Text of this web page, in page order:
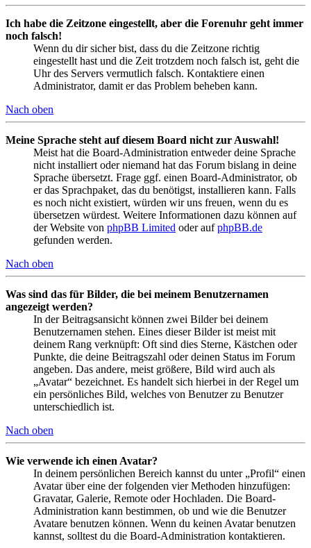
Ich habe die Zeitzone eingestellt, aber die Forenuhr geht immer
noch falsch!
Wenn du dir sicher bist, dass du die Zeitzone richtig
eingestellt hast und die Zeit trotzdem noch falsch ist, geht die
Uhr des Servers vermutlich falsch. Kontaktiere einen
Administrator, damit er das Problem beheben kann.
Nach oben
Meine Sprache steht auf diesem Board nicht zur Auswahl!
Meist hat die Board-Administration entweder deine Sprache
nicht installiert oder niemand hat das Forum bislang in deine
Sprache übersetzt. Frage ggf. einen Board-Administrator, ob
er das Sprachpaket, das du benötigst, installieren kann. Falls
es noch nicht existiert, würden wir uns freuen, wenn du es
übersetzen würdest. Weitere Informationen dazu können auf
der Website von phpBB Limited oder aufphpBB.de
gefunden werden.
Nach oben
Was sind das für Bilder, die bei meinem Benutzernamen
angezeigt werden?
In der Beitragsansicht können zwei Bilder bei deinem
Benutzernamen stehen. Eines dieser Bilder ist meist mit
deinem Rang verknüpft: Oft sind dies Sterne, Kästchen oder
Punkte, die deine Beitragszahl oder deinen Status im Forum
angeben. Das andere, meist größere, Bild wird auch als
„Avatar“ bezeichnet. Es handelt sich hierbei in der Regel um
ein persönliches Bild, welches von Benutzer zu Benutzer
unterschiedlich ist.
Nach oben
Wie verwende ich einen Avatar?
In deinem persönlichen Bereich kannst du unter „Profil“ einen
Avatar über eine der folgenden vier Methoden hinzufügen:
Gravatar, Galerie, Remote oder Hochladen. Die Board-
Administration kann bestimmen, ob und wie die Benutzer
Avatare benutzen können. Wenn du keinen Avatar benutzen
kannst, solltest du die Board-Administration kontaktieren.